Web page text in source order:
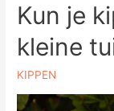
Kun je
kleine
KIPPEN